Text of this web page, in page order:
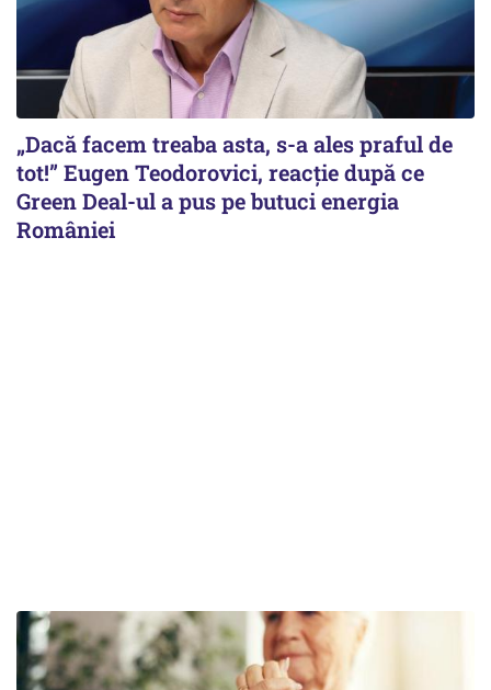
„Dacă facem treaba asta, s-a ales praful de
tot!” Eugen Teodorovici, reacție după ce
Green Deal-ul a pus pe butuci energia
României